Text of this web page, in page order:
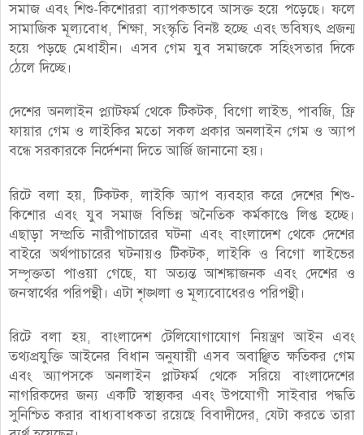
সমাজ এবং শিশু-কিশোররা ব্যাপকভাবে আসক্ত হয়ে পড়েছে। ফলে
সামাজিক মূল্যবোধ, শিক্ষা, সংস্কৃতি বিনষ্ট হচ্ছে এবং ভবিষ্যৎ প্রজন্ম
হয়ে পড়ছে মেধাহীন। এসব গেম যুব সমাজকে সহিংসতার দিকে
ঠেলে দিচ্ছে।
দেশের অনলাইন প্ল্যাটফর্ম থেকে টিকটক, বিগো লাইভ, পাবজি, ফ্রি
ফায়ার গেম ও লাইকির মতো সকল প্রকার অনলাইন গেম ও অ্যাপ
বন্ধে সরকারকে নির্দেশনা দিতে আর্জি জানানো হয়।
রিটে বলা হয়, টিকটক, লাইকি অ্যাপ ব্যবহার করে দেশের শিশু-
কিশোর এবং যুব সমাজ বিভিন্ন অনৈতিক কর্মকাণ্ডে লিপ্ত হচ্ছে।
এছাড়া সম্প্রতি নারীপাচারের ঘটনা এবং বাংলাদেশ থেকে দেশের
বাইরে অর্থপাচারের ঘটনায়ও টিকটক, লাইকি ও বিগো লাইভের
সম্পৃক্ততা পাওয়া গেছে, যা অত্যন্ত আশঙ্কাজনক এবং দেশের ও
জনস্বার্থের পরিপন্থী। এটা শৃঙ্খলা ও মূল্যবোধেরও পরিপন্থী।
রিটে বলা হয়, বাংলাদেশ টেলিযোগাযোগ নিয়ন্ত্রণ আইন এবং
তথ্যপ্রযুক্তি আইনের বিধান অনুযায়ী এসব অবাঞ্ছিত ক্ষতিকর গেম
এবং অ্যাপসকে অনলাইন প্লাটফর্ম থেকে সরিয়ে বাংলাদেশের
নাগরিকদের জন্য একটি স্বাস্থ্যকর এবং উপযোগী সাইবার পদ্ধতি
সুনিশ্চিত করার বাধ্যবাধকতা রয়েছে বিবাদীদের, যেটা করতে তারা